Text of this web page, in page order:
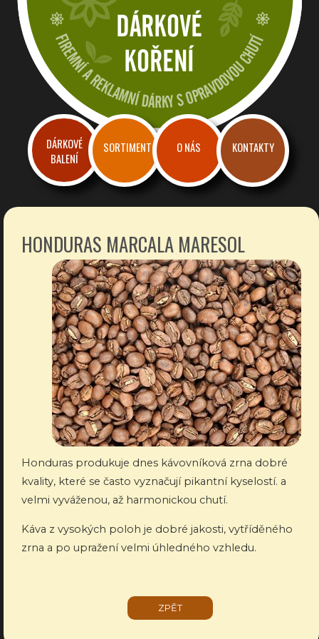
Dárkové a reklamní koření
Firemní dárky a reklama s chutí
DÁRKOVÉ
BALENÍ
SORTIMENT O NÁS KONTAKTY
HONDURAS MARCALA MARESOL
Honduras produkuje dnes kávovníková zrna dobré
kvality, které se často vyznačují pikantní kyselostí. a
velmi vyváženou, až harmonickou chutí.
Káva z vysokých poloh je dobré jakosti, vytříděného
zrna a po upražení velmi úhledného vzhledu.
ZPĚT